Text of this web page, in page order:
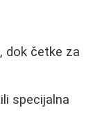
dok četke za
specijalna